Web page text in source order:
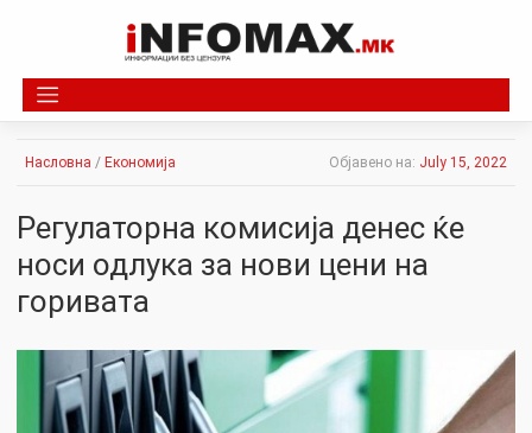
Насловна / Економија Објавено на: July 15, 2022
Регулаторна комисија денес ќе
носи одлука за нови цени на
горивата